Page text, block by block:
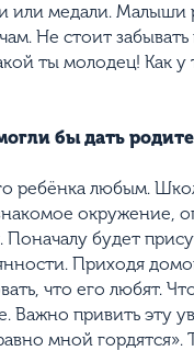
или медали. Малыши
Не стоит
ты молодец! Как у
бы дать
ребёнка любым.
окружение,
Поначалу будет
Приходя
что его любят.
Важно привить эту
мной гордятся».